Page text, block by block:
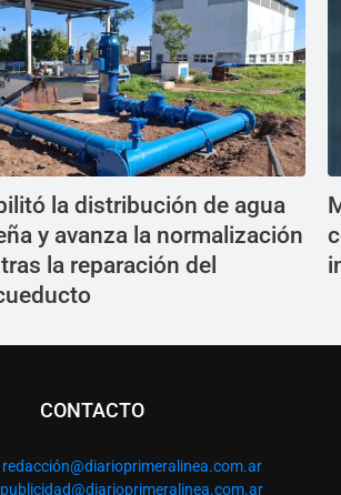
la distribución de agua
y avanza la normalización
la reparación del
CONTACTO
redacción@diarioprimeralinea.com.ar
publicidad@diarioprimeralinea.com.ar